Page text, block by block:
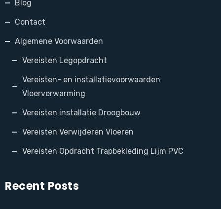
Blog
Contact
Algemene Voorwaarden
Vereisten Legopdracht
Vereisten- en installatievoorwaarden
Vloerverwarming
Vereisten installatie Droogbouw
Vereisten Verwijderen Vloeren
Vereisten Opdracht Trapbekleding Lijm PVC
Recent Posts